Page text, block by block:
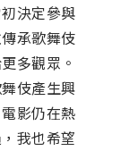
決定參與
承歌舞伎
多觀眾。
伎產生興
影仍在熱
我也希望